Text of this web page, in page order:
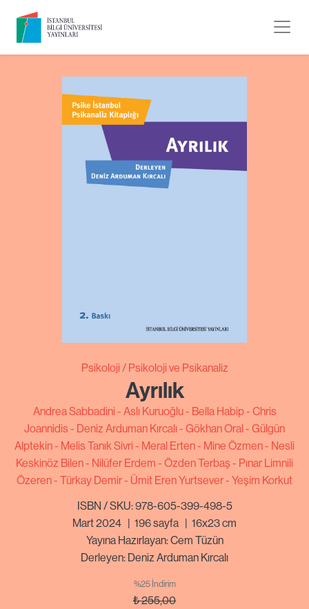
Psikoloji Psikoloji ve Psikanaliz
Ayrılık
Andrea Sabbadini Aslı Kuruoğlu Bella Habip
Chris
Joannidis
Deniz Arduman Kırcalı Gökhan Oral Gülgün
Alptekin
Melis Tanık Sivri Meral Erten Mine Özmen
Nesli
Keskinöz Bilen
Nilüfer Erdem Özden Terbaş
Pınar Limnili
Özeren Türkay Demir Ümit Eren Yurtsever Yeşim Korkut
ISBN / SKU: 978-605-399-498-5
Mart 2024 | 196sayfa | 16x23 cm
Yayına Hazırlayan: Cem Tüzün
Derleyen: Deniz Arduman Kırcalı
%25 İndirim
₺255,00